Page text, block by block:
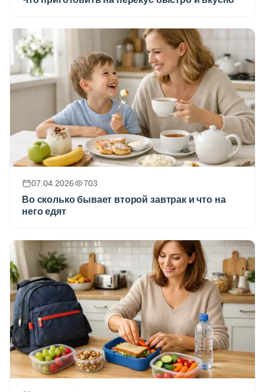
07.04.2026 703
Во сколько бывает второй завтрак и что на
него едят